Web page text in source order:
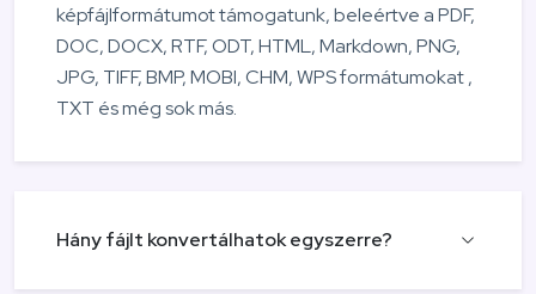
képfájlformátumot támogatunk, beleértve a PDF,
DOC, DOCX, RTF, ODT, HTML, Markdown, PNG,
JPG, TIFF, BMP, MOBI, CHM, WPS formátumokat ,
TXT és még sok más.
Hány fájlt konvertálhatok egyszerre?